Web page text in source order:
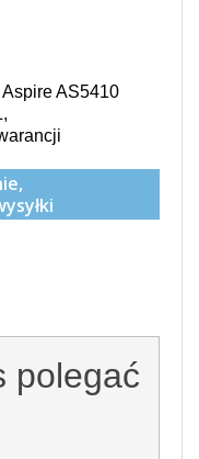
AS5410
polegać